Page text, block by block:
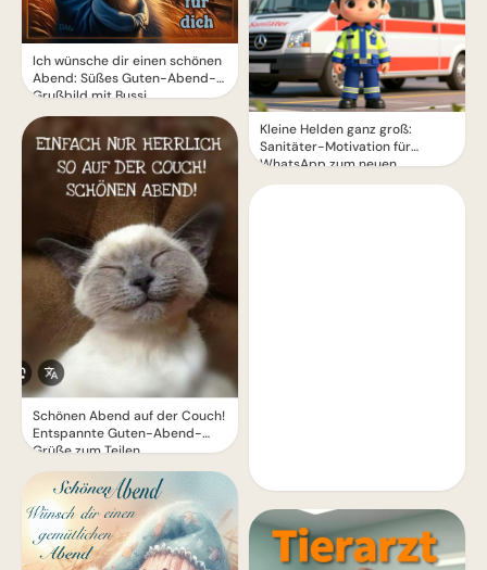
Ich wünsche dir einen schönen
Abend: Süßes Guten-Abend-
Grußbild mit Bussi
Schönen Abend auf der Couch!
Entspannte Guten-Abend-
Grüße zum Teilen
Kleine Helden ganz groß:
Sanitäter-Motivation für
WhatsApp zum neuen
Schuljahr